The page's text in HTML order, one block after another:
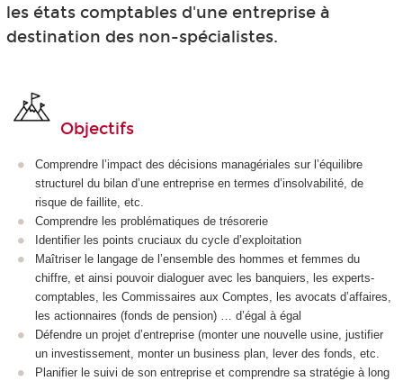
les états comptables d'une entreprise à
destination des non-spécialistes.
Objectifs
Comprendre l’impact des décisions managériales sur l’équilibre
structurel du bilan d’une entreprise en termes d’insolvabilité, de
risque de faillite, etc.
Comprendre les problématiques de trésorerie
Identifier les points cruciaux du cycle d’exploitation
Maîtriser le langage de l’ensemble des hommes et femmes du
chiffre, et ainsi pouvoir dialoguer avec les banquiers, les experts-
comptables, les Commissaires aux Comptes, les avocats d’affaires,
les actionnaires (fonds de pension) … d’égal à égal
Défendre un projet d’entreprise (monter une nouvelle usine, justifier
un investissement, monter un business plan, lever des fonds, etc.
Planifier le suivi de son entreprise et comprendre sa stratégie à long